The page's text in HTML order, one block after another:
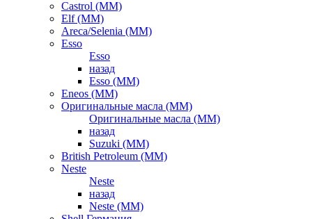
Castrol (ММ)
Elf (ММ)
Areca/Selenia (ММ)
Esso
Esso
назад
Esso (ММ)
Eneos (ММ)
Оригинальные масла (ММ)
Оригинальные масла (ММ)
назад
Suzuki (ММ)
British Petroleum (ММ)
Neste
Neste
назад
Neste (ММ)